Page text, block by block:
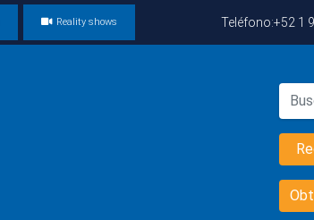
Reality shows Teléfono:+52 1